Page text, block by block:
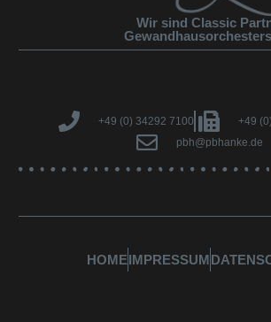
Wir sind Classic
+49 (0) 34292 7100
+49
pbh@pbhanke.de
HOMEIMPRESSUM